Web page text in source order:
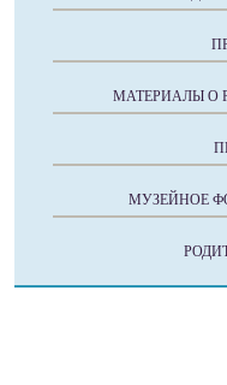
МАТЕРИАЛЫ О
МУЗЕЙНОЕ